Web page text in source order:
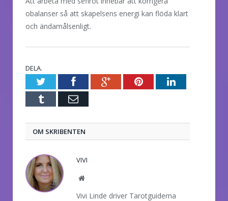
obalanser så att skapelsens energi kan flöda klart
och ändamålsenligt.
DELA.
TwitterFacebookGoogle+PinterestLinkedIn
Tumblr E-
OM SKRIBENTEN
VIVI
Website
Vivi Linde driver Tarotguiderna